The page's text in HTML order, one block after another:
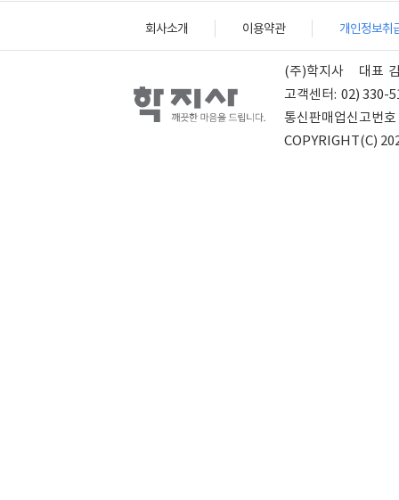
회사소개 이용약관 개인정보취
(주)학지사 대표
고객센터: 02) 330-
통신판매업신고번호
COPYRIGHT(C)